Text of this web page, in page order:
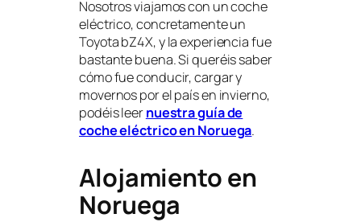
Nosotros viajamos con un coche
eléctrico, concretamente un
Toyota bZ4X, y la experiencia fue
bastante buena. Si queréis saber
cómo fue conducir, cargar y
movernos por el país en invierno,
podéis leernuestra guía de
coche eléctrico en Noruega.
Alojamiento en
Noruega